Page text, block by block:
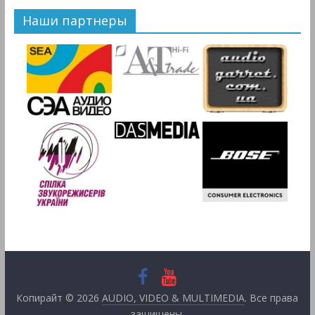
Наши партнеры
Копирайт © 2026AUDIO, VIDEO & MULTIMEDIA. Все права